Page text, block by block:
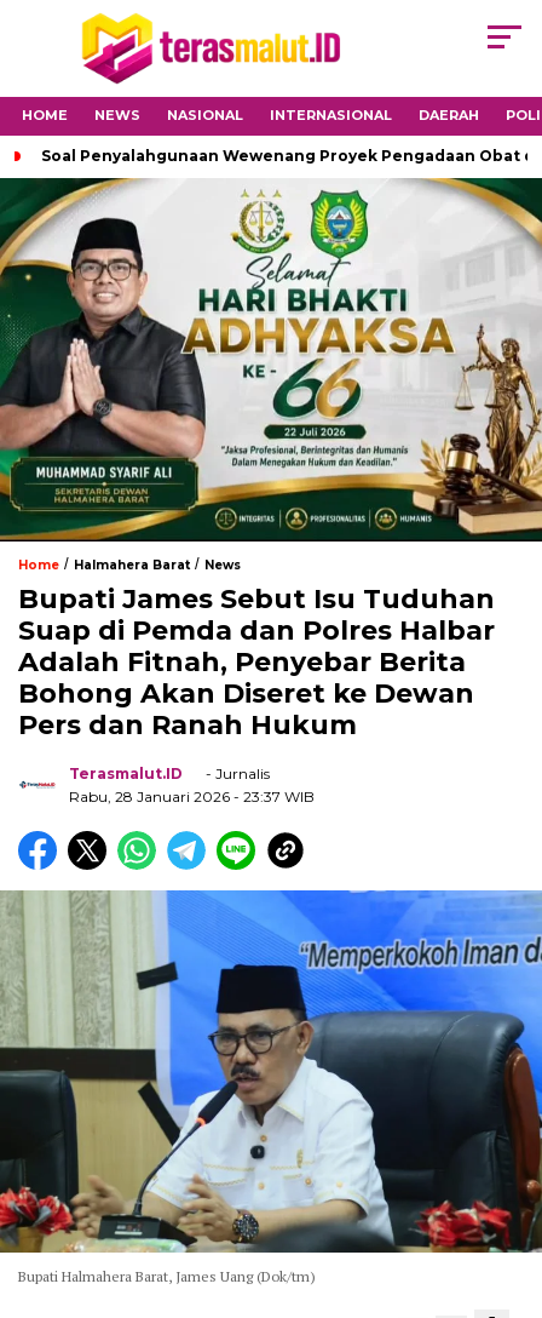
HOME NEWS NASIONAL INTERNASIONAL DAERAH
Soal Penyalahgunaan Wewenang Proyek Pengadaan Obat
Home / Halmahera Barat/ News
Bupati James Sebut Isu Tuduhan
Suap di Pemda dan Polres Halbar
Adalah Fitnah, Penyebar Berita
Bohong Akan Diseret ke Dewan
Pers dan Ranah Hukum
Terasmalut.ID
- Jurnalis
Rabu, 28 Januari 2026 - 23:37 WIB
Bupati Halmahera Barat, James Uang (Dok/tm)